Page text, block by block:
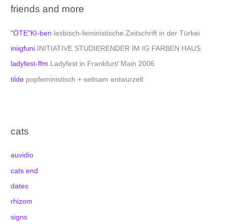
friends and more
"ÖTE"KI-ben lesbisch-feministische Zeitschrift in der Türkei
iniigfuni INITIATIVE STUDIERENDER IM IG FARBEN HAUS
ladyfest-ffm Ladyfest in Frankfurt/ Main 2006
tilde popfeministisch + seltsam entwurzelt
cats
auvidio
cats end
dates
rhizom
signs